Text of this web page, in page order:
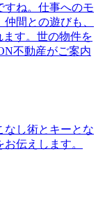
すね。仕事へのモ
間との遊びも、
ます。世の物件を
不動産がご案内
なし術とキーとな
伝えします。